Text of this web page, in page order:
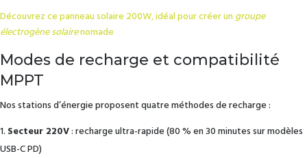
Découvrez ce panneau solaire 200W, idéal pour créer un groupe
électrogène solairenomade
Modes de recharge et compatibilité
MPPT
Nos stations d’énergie proposent quatre méthodes de recharge :
Secteur 220V: recharge ultra-rapide (80 % en 30 minutes sur modèles
USB-C PD)